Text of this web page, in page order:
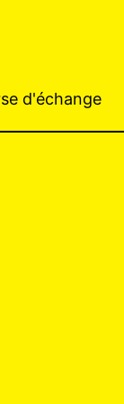
d'échange